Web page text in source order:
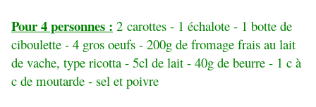
Pour 4 personnes : 2 carottes - 1 échalote - 1 botte de
ciboulette - 4 gros oeufs - 200g de fromage frais au lait
de vache, type ricotta - 5cl de lait - 40g de beurre - 1 c à
c de moutarde - sel et poivre